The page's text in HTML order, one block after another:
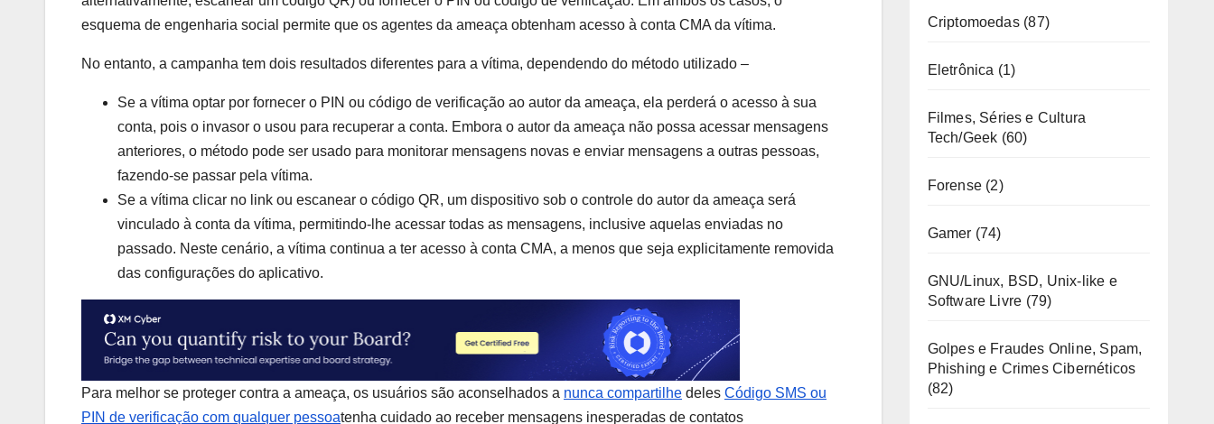
esquema de engenharia social permite que os agentes da ameaça obtenham acesso à conta CMA da vítima.
No entanto, a campanha tem dois resultados diferentes para a vítima, dependendo do método utilizado –
Se a vítima optar por fornecer o PIN ou código de verificação ao autor da ameaça, ela perderá o acesso à sua
conta, pois o invasor o usou para recuperar a conta. Embora o autor da ameaça não possa acessar mensagens
anteriores, o método pode ser usado para monitorar mensagens novas e enviar mensagens a outras pessoas,
fazendo-se passar pela vítima.
Se a vítima clicar no link ou escanear o código QR, um dispositivo sob o controle do autor da ameaça será
vinculado à conta da vítima, permitindo-lhe acessar todas as mensagens, inclusive aquelas enviadas no
passado. Neste cenário, a vítima continua a ter acesso à conta CMA, a menos que seja explicitamente removida
das configurações do aplicativo.
Para melhor se proteger contra a ameaça, os usuários são aconselhados a nunca compartilhe deles Código SMS ou
PIN de verificação com qualquer pessoatenha cuidado ao receber mensagens inesperadas de contatos
Criptomoedas(87)
Eletrônica (1)
Filmes, Séries e Cultura
Tech/Geek (60)
Forense(2)
Gamer (74)
GNU/Linux, BSD, Unix-like e
Software Livre (79)
Golpes e Fraudes Online, Spam,
Phishing e Crimes Cibernéticos
(82)